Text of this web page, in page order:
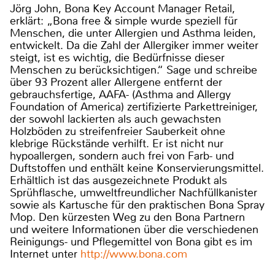
Jörg John, Bona Key Account Manager Retail,
erklärt: „Bona free & simple wurde speziell für
Menschen, die unter Allergien und Asthma leiden,
entwickelt. Da die Zahl der Allergiker immer weiter
steigt, ist es wichtig, die Bedürfnisse dieser
Menschen zu berücksichtigen.“ Sage und schreibe
über 93 Prozent aller Allergene entfernt der
gebrauchsfertige, AAFA- (Asthma and Allergy
Foundation of America) zertifizierte Parkettreiniger,
der sowohl lackierten als auch gewachsten
Holzböden zu streifenfreier Sauberkeit ohne
klebrige Rückstände verhilft. Er ist nicht nur
hypoallergen, sondern auch frei von Farb- und
Duftstoffen und enthält keine Konservierungsmittel.
Erhältlich ist das ausgezeichnete Produkt als
Sprühflasche, umweltfreundlicher Nachfüllkanister
sowie als Kartusche für den praktischen Bona Spray
Mop. Den kürzesten Weg zu den Bona Partnern
und weitere Informationen über die verschiedenen
Reinigungs- und Pflegemittel von Bona gibt es im
Internet unter http://www.bona.com